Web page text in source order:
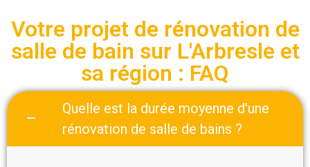
Votre projet de rénovation de
salle de bain sur L'Arbresle et
sa région : FAQ
Quelle est la durée moyenne d'une
rénovation de salle de bains ?